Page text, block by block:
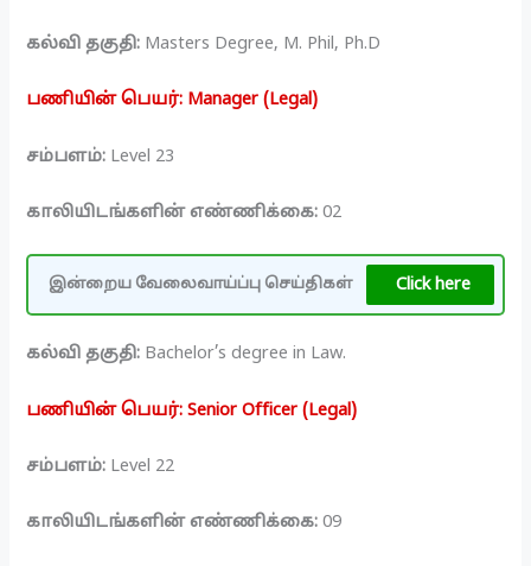
கல்வி தகுதி: Masters Degree, M. Phil, Ph.D
பணியின் பெயர்: Manager (Legal)
சம்பளம்: Level 23
காலியிடங்களின் எண்ணிக்கை: 02
இன்றைய வேலைவாய்ப்பு செய்திகள் Click here
கல்வி தகுதி: Bachelor’s degree in Law.
பணியின் பெயர்: Senior Officer (Legal)
சம்பளம்: Level 22
காலியிடங்களின் எண்ணிக்கை: 09